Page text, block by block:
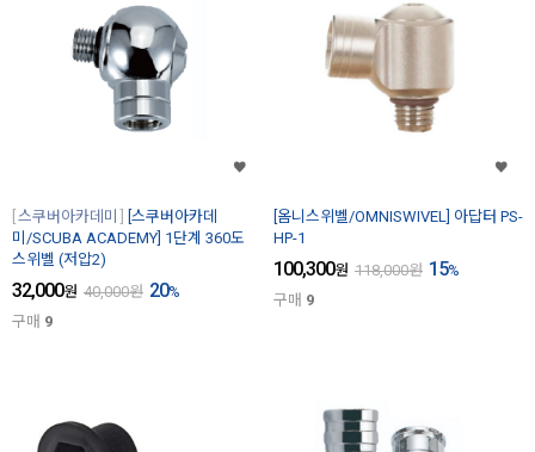
스쿠버아카데미
[스쿠버아카데
미/SCUBA ACADEMY] 1단계 360도
스위벨 (저압2)
32,000원 40,000원 20%
구매 9
[옴니스위벨/OMNISWIVEL] 아답터 PS-
HP-1
100,300원 118,000원 15%
구매 9